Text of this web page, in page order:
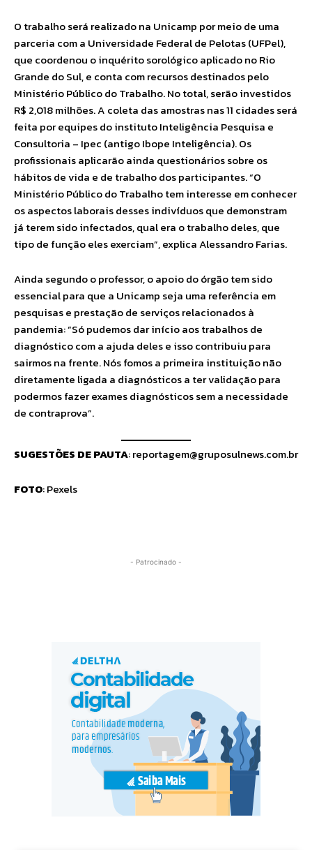
O trabalho será realizado na Unicamp por meio de uma
parceria com a Universidade Federal de Pelotas (UFPel),
que coordenou o inquérito sorológico aplicado no Rio
Grande do Sul, e conta com recursos destinados pelo
Ministério Público do Trabalho. No total, serão investidos
R$ 2,018 milhões. A coleta das amostras nas 11 cidades será
feita por equipes do instituto Inteligência Pesquisa e
Consultoria – Ipec (antigo Ibope Inteligência). Os
profissionais aplicarão ainda questionários sobre os
hábitos de vida e de trabalho dos participantes. “O
Ministério Público do Trabalho tem interesse em conhecer
os aspectos laborais desses indivíduos que demonstram
já terem sido infectados, qual era o trabalho deles, que
tipo de função eles exerciam”, explica Alessandro Farias.
Ainda segundo o professor, o apoio do órgão tem sido
essencial para que a Unicamp seja uma referência em
pesquisas e prestação de serviços relacionados à
pandemia: “Só pudemos dar início aos trabalhos de
diagnóstico com a ajuda deles e isso contribuiu para
sairmos na frente. Nós fomos a primeira instituição não
diretamente ligada a diagnósticos a ter validação para
podermos fazer exames diagnósticos sem a necessidade
de contraprova”.
SUGESTÕES DE PAUTA:reportagem@gruposulnews.com.br
FOTO: Pexels
- Patrocinado -